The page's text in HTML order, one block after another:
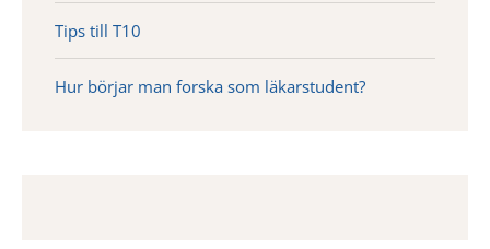
Tips till T10
Hur börjar man forska som läkarstudent?